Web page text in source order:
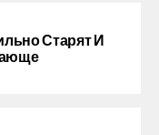
Старят И